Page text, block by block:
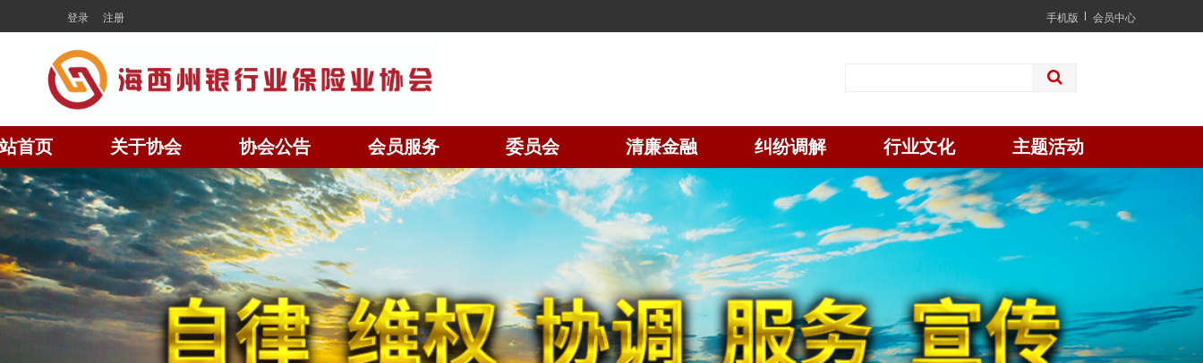
登录 注册 手机版 会员中心
首页 关于协会 协会公告 会员服务 委员会 清廉金融 纠纷调解 行业文化 主题活动